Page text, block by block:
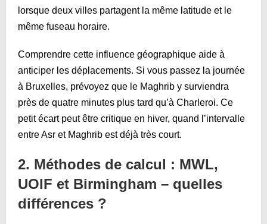
lorsque deux villes partagent la même latitude et le
même fuseau horaire.
Comprendre cette influence géographique aide à
anticiper les déplacements. Si vous passez la journée
à Bruxelles, prévoyez que le Maghrib y surviendra
près de quatre minutes plus tard qu’à Charleroi. Ce
petit écart peut être critique en hiver, quand l’intervalle
entre Asr et Maghrib est déjà très court.
2. Méthodes de calcul : MWL,
UOIF et Birmingham – quelles
différences ?